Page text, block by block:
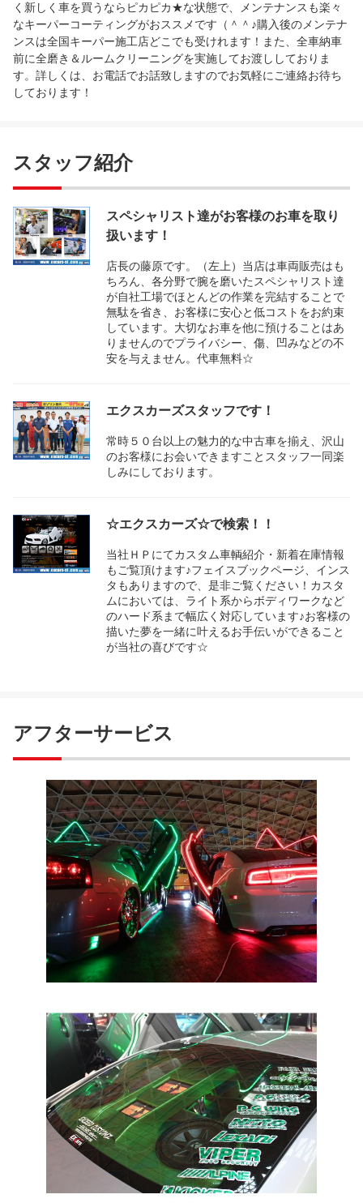
く新しく車を買うならピカピカ★な状態で、メンテナンスも楽々
なキーパーコーティングがおススメです（＾＾♪購入後のメンテナ
ンスは全国キーパー施工店どこでも受けれます！また、全車納車
前に全磨き＆ルームクリーニングを実施してお渡ししておりま
す。詳しくは、お電話でお話致しますのでお気軽にご連絡お待ち
しております！
スタッフ紹介
スペシャリスト達がお客様のお車を取り
扱います！
店長の藤原です。（左上）当店は車両販売はも
ちろん、各分野で腕を磨いたスペシャリスト達
が自社工場でほとんどの作業を完結することで
無駄を省き、お客様に安心と低コストをお約束
しています。大切なお車を他に預けることはあ
りませんのでプライバシー、傷、凹みなどの不
安を与えません。代車無料☆
エクスカーズスタッフです！
常時５０台以上の魅力的な中古車を揃え、沢山
のお客様にお会いできますことスタッフ一同楽
しみにしております。
☆エクスカーズ☆で検索！！
当社ＨＰにてカスタム車輌紹介・新着在庫情報
もご覧頂けます♪フェイスブックページ、インス
タもありますので、是非ご覧ください！カスタ
ムにおいては、ライト系からボディワークなど
のハード系まで幅広く対応しています♪お客様の
描いた夢を一緒に叶えるお手伝いができること
が当社の喜びです☆
アフターサービス